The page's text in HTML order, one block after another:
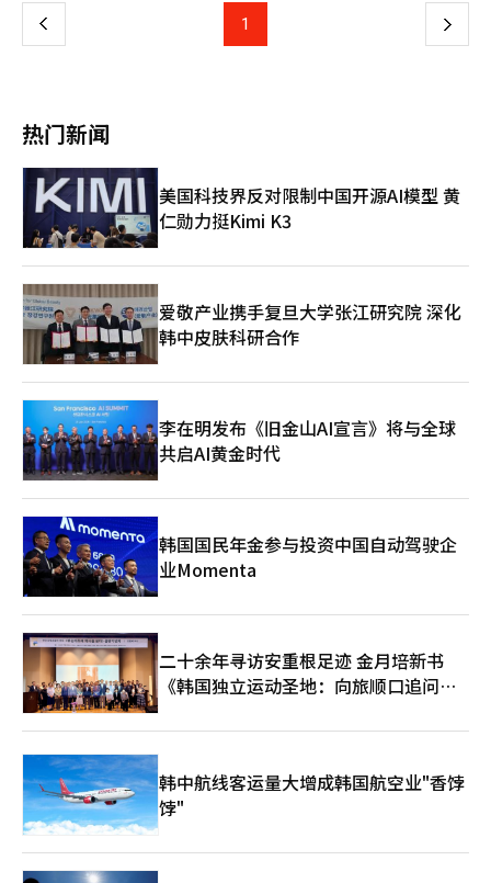
意志汽车股价操纵的部分无罪判决。法院认定金建熙在2010年10
月至11月期间向Black Pearl Invest提供了20亿韩元的证券账户，
的民调并影响提名的政治资金法指控，法院与一审一样判定无罪，
为主要争议点。特检将对政治资金法和资本市场法的部分无罪判决
提出异议，而金建熙方面则可能否认股价操纵和贿赂的有罪认定。
同时，刑期的适当性也将被审视。特检团队还对相关案件的二审判
决提出了上诉。涉及向金建熙和国民力量党议员权性东提供贿赂的
尹英浩前统一教世界总部主任的案件，上月30日已提交上诉状。尹
英浩在二审中被判处1年6个月监禁。此外，所谓“管家门”核心人
物金艺成的案件也将由最高法院裁决。二审对金艺成判决无罪及公
诉驳回，特检对此不服并提出上诉。※ 本报道经人工智能（AI）系
统翻译与编辑。
志汽车股票操纵案中有罪，理由是她提供了价值20亿韩元的证券账
户并委托交易，以及在特定时间和价格卖出18万股的行为。关于统
益。金建希方面在判决后立即表示将上诉。※ 本报道经人工智能
（AI）系统翻译与编辑。
上 1 下
热门新闻
美国科技界反对限制中国开源AI模型 黄
仁勋力挺Kimi K3
爱敬产业携手复旦大学张江研究院 深化
韩中皮肤科研合作
李在明发布《旧金山AI宣言》将与全球
共启AI黄金时代
韩国国民年金参与投资中国自动驾驶企
业Momenta
二十余年寻访安重根足迹 金月培新书
《韩国独立运动圣地：向旅顺口追问历
韩中航线客运量大增成韩国航空业"香饽
饽"